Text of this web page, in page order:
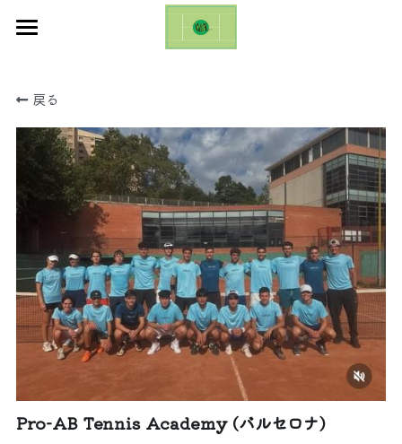
お知らせ
ギャラリー
お問い合わせ
ブログ
Emilio Sanchez Academy Cup
日本語
日本語
English
戻る
Pro-AB Tennis Academy (バルセロナ)